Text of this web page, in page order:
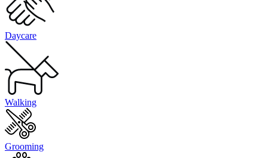
Daycare
Walking
Grooming